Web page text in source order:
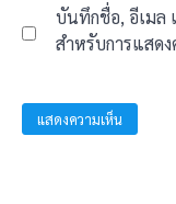
บันทึกชื่อ, อีเมล
สำหรับการแสด